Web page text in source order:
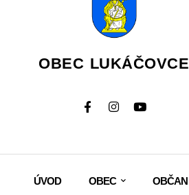
OBEC LUKÁČOVCE
ÚVOD OBEC OBČAN